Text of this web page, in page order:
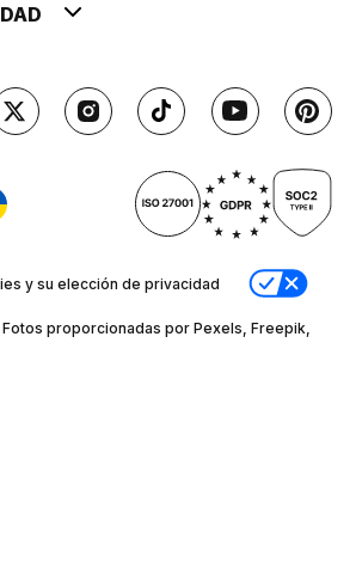
y su elección de privacidad
proporcionadas por Pexels, Freepik,